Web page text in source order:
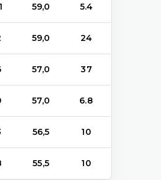
59,0 5.4
59,0 24
57,0 37
57,0 6.8
56,5 10
55,5 10